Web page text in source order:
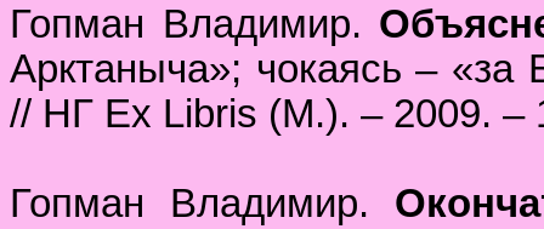
Гопман Владимир.
Арктаныча»; чокаясь –
// НГ Ex Libris (М.). – 2009. –
Гопман Владимир.